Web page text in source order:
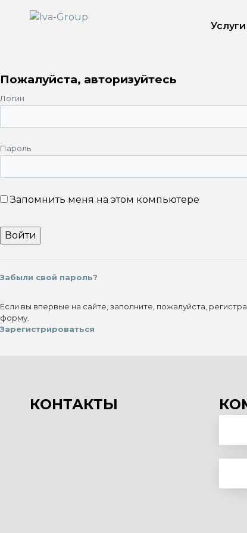
Услуги
Пожалуйста, авторизуйтесь
Логин
Пароль
Запомнить меня на этом компьютере
Забыли свой пароль?
Если вы впервые на сайте, заполните, пожалуйста,
форму.
Зарегистрироваться
КОНТАКТЫ